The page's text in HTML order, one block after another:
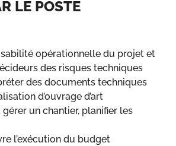
LE POSTE
opérationnelle du projet et
des risques techniques
des documents techniques
d’ouvrage d’art
un chantier, planifier les
l’exécution du budget